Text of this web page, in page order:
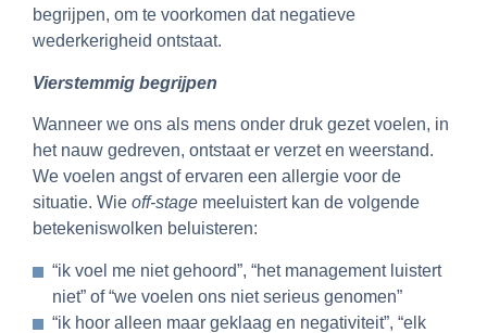
begrijpen, om te voorkomen dat negatieve
wederkerigheid ontstaat.
Vierstemmig begrijpen
Wanneer we ons als mens onder druk gezet voelen, in
het nauw gedreven, ontstaat er verzet en weerstand.
We voelen angst of ervaren een allergie voor de
situatie. Wie off-stage meeluistert kan de volgende
betekeniswolken beluisteren:
“ik voel me niet gehoord”, “het management luistert
niet” of “we voelen ons niet serieus genomen”
“ik hoor alleen maar geklaag en negativiteit”, “elk